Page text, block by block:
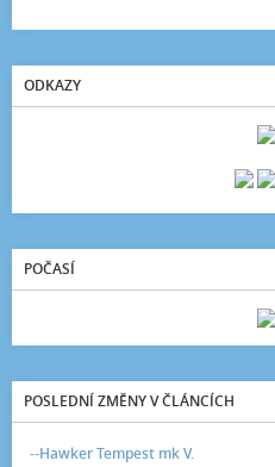
ODKAZY
POČASÍ
POSLEDNÍ ZMĚNY V ČLÁNCÍCH
--Hawker Tempest mk V.